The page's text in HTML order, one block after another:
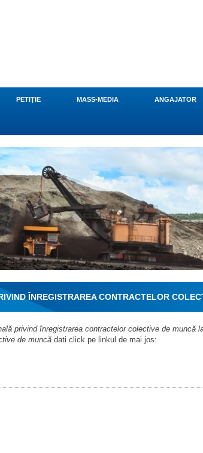
PETIŢIE MASS-MEDIA ANGAJATOR
ÎNREGISTRAREA CONTRACTELOR
ȘI CONCILIEREA CONFLICTELOR
privind înregistrarea contractelor colective de muncă
de muncădati click pe linkul de mai jos: